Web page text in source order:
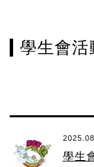
學生會活
學生